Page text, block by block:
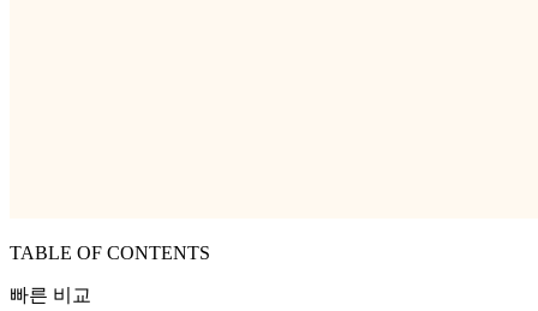
TABLE OF CONTENTS
빠른 비교